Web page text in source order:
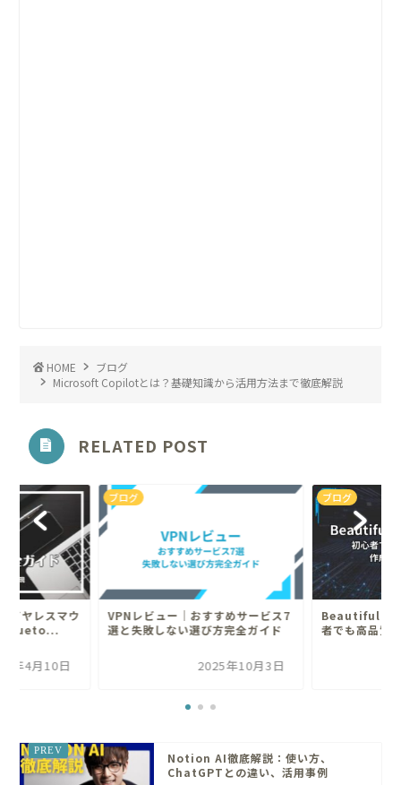
HOME
ブログ
Microsoft Copilotとは？基礎知識から活用方法まで徹底解説
RELATED POST
イヤレスマウ
Blueto...
年4月10日
ブログ
VPNレビュー｜おすすめサービス7
選と失敗しない選び方完全ガイド
2025年10月3日
ブログ
Beautiful.ai
者でも高品質
Notion AI徹底解説：使い方、
ChatGPTとの違い、活用事例